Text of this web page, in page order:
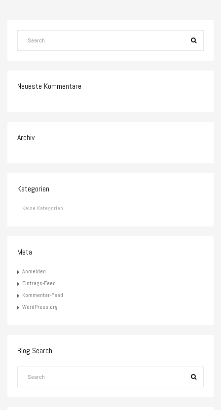
Neueste Kommentare
Archiv
Kategorien
Keine Kategorien
Meta
Anmelden
Eintrags-Feed
Kommentar-Feed
WordPress.org
Blog Search